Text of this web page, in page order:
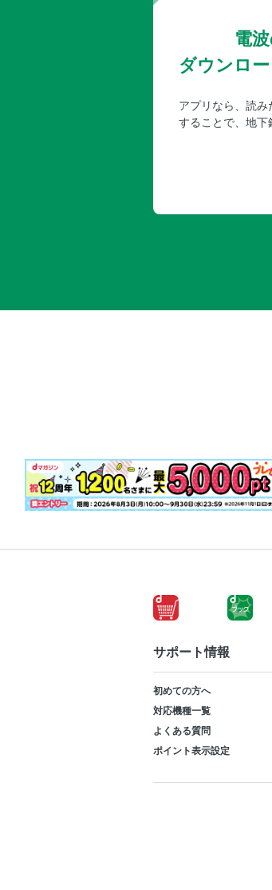
電
ダウンロ
アプリなら、読
することで、地下
サポート情報
初めての方へ
対応機種一覧
よくある質問
ポイント表示設定